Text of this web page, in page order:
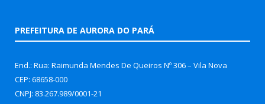
PREFEITURA DE AURORA DO PARÁ
End.: Rua: Raimunda Mendes De Queiros Nº 306 – Vila Nova
CEP: 68658-000
CNPJ: 83.267.989/0001-21